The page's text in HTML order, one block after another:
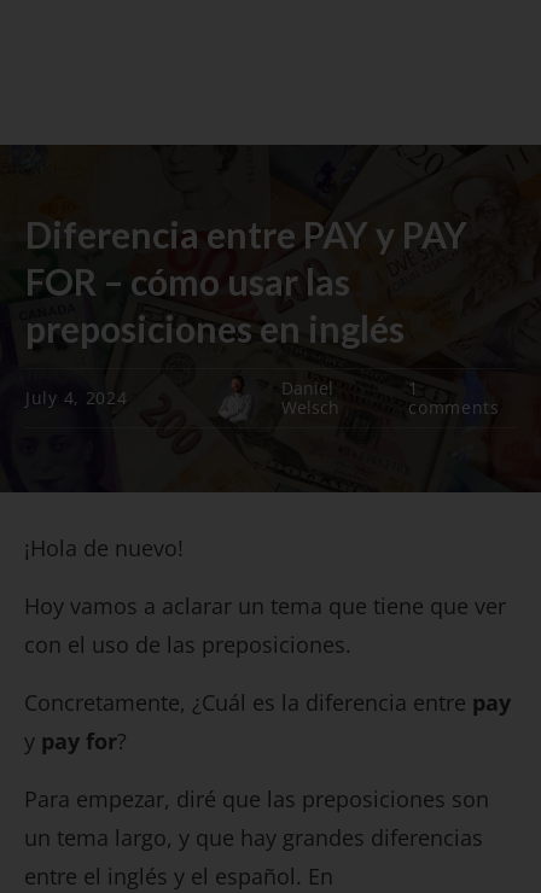
Diferencia entre PAY y PAY
FOR – cómo usar las
preposiciones en inglés
July 4, 2024
Daniel
Welsch
1
comments
¡Hola de nuevo!
Hoy vamos a aclarar un tema que tiene que ver
con el uso de las preposiciones.
Concretamente, ¿Cuál es la diferencia entre pay
y pay for?
Para empezar, diré que las preposiciones son
un tema largo, y que hay grandes diferencias
entre el inglés y el español. En